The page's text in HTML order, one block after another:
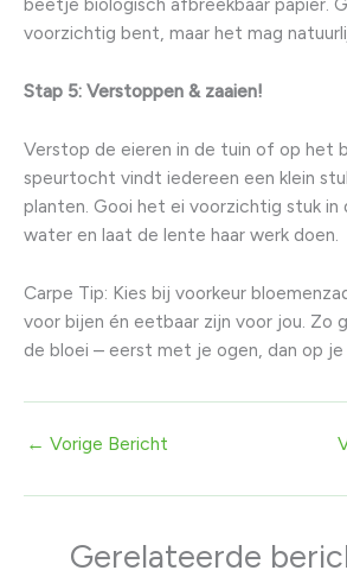
voorzichtig bent, maar het mag
Stap 5: Verstoppen & zaaien!
Verstop de eieren in de tuin of op het
speurtocht vindt iedereen een klein
planten. Gooi het ei voorzichtig stuk
water en laat de lente haar werk doen.
Carpe Tip: Kies bij voorkeur
voor bijen én eetbaar zijn voor jou. Zo
de bloei – eerst met je ogen, dan op je
← Vorige Bericht
Gerelateerde